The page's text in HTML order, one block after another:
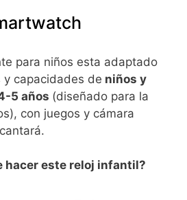
para niños esta adaptado
y capacidades de niños y
5 años (diseñado para la
con juegos y cámara
hacer este reloj infantil?